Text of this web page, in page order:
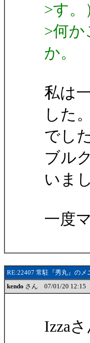
>す。
>何
か。
私は
した
でし
ブル
いま
一度
RE:22407 常駐『秀丸』のメ
kendo さん 07/01/20 12:15
Izza